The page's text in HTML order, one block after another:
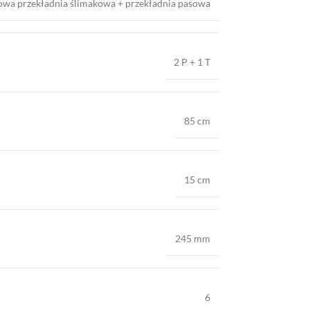
przekładnia ślimakowa + przekładnia pasowa
2 P + 1 T
85 cm
15 cm
245 mm
6